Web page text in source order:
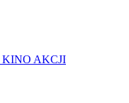
KINO AKCJI